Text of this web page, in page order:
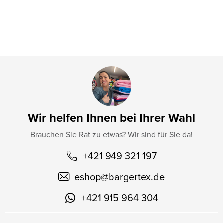
Wir helfen Ihnen bei Ihrer Wahl
Brauchen Sie Rat zu etwas? Wir sind für Sie da!
+421 949 321 197
eshop@bargertex.de
+421 915 964 304